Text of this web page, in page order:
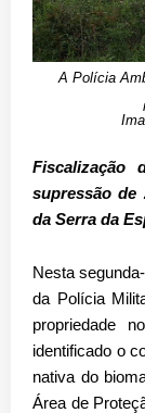
A Polícia
Fiscalização
supressão de
da Serra da
Nesta
da Polícia
propriedade
identificado o
nativa do
Área de